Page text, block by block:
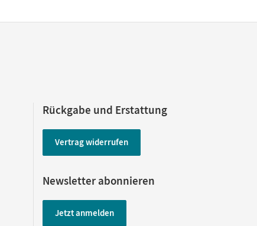
Rückgabe und Erstattung
Vertrag widerrufen
Newsletter abonnieren
Jetzt anmelden